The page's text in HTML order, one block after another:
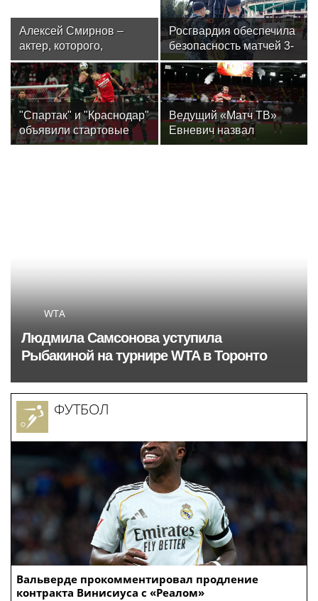
Алексей Смирнов –
актер, которого,
надеюсь, еще не
забыли
Росгвардия обеспечила
безопасность матчей 3-
го тура РПЛ в Москве
"Спартак" и "Краснодар"
объявили стартовые
составы на матч 3-го
Ведущий «Матч ТВ»
Евневич назвал
«Спартак» фаворитом
WTA
Людмила Самсонова уступила
Рыбакиной на турнире WTA в Торонто
Вальверде прокомментировал продление
контракта Винисиуса с «Реалом»
ФУТБОЛ